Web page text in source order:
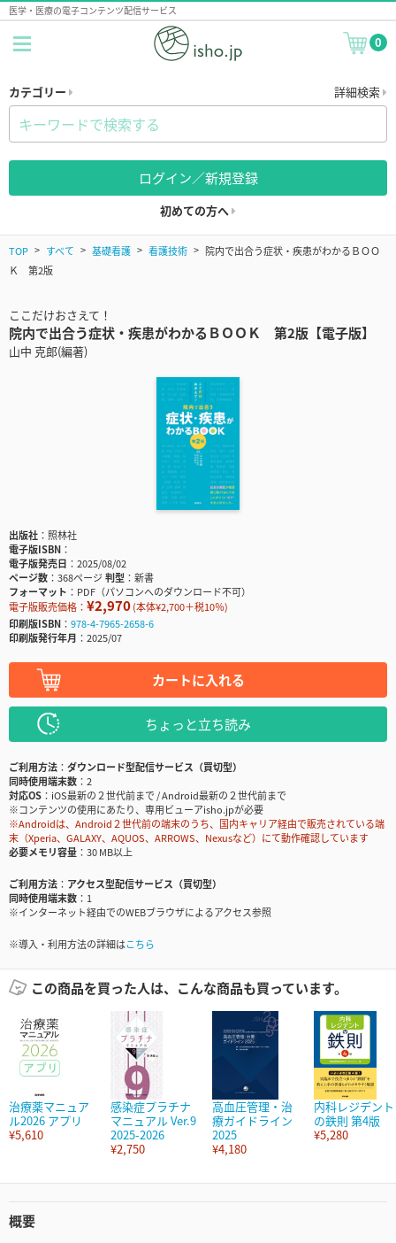
医学・医療の電子コンテンツ配信サービス
0
カテゴリー 詳細検索
ログイン／新規登録
初めての方へ
TOP すべて 基礎看護 看護技術
院内で出合う症状・疾患がわかるＢＯＯ
Ｋ 第2版
ここだけおさえて！
院内で出合う症状・疾患がわかるＢＯＯＫ 第2版【電子版】
山中 克郎(編著)
出版社
照林社
電子版ISBN
電子版発売日
2025/08/02
ページ数
368ページ判型
新書
フォーマット
PDF（パソコンへのダウンロード不可）
電子版販売価格： ¥2,970(本体¥2,700＋税10％)
印刷版ISBN
978-4-7965-2658-6
印刷版発行年月
2025/07
カートに入れる
ちょっと立ち読み
ご利用方法
ダウンロード型配信サービス（買切型）
同時使用端末数
2
対応OS
iOS最新の２世代前まで / Android最新の２世代前まで
※コンテンツの使用にあたり、専用ビューアisho.jpが必要
※Androidは、Android２世代前の端末のうち、国内キャリア経由で販売されている端
末（Xperia、GALAXY、AQUOS、ARROWS、Nexusなど）にて動作確認しています
必要メモリ容量
30 MB以上
ご利用方法
アクセス型配信サービス（買切型）
同時使用端末数
1
※インターネット経由でのWEBブラウザによるアクセス参照
※導入・利用方法の詳細はこちら
この商品を買った人は、こんな商品も買っています。
治療薬マニュア
ル2026 アプリ
¥5,610
感染症プラチナ
マニュアル Ver.9
2025-2026
¥2,750
高血圧管理・治
療ガイドライン
2025
¥4,180
内科レジデント
の鉄則 第4版
¥5,280
概要